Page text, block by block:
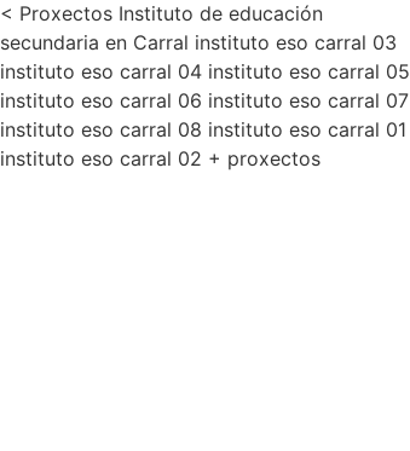
< Proxectos Instituto de educación
secundaria en Carral instituto eso carral 03
instituto eso carral 04 instituto eso carral 05
instituto eso carral 06 instituto eso carral 07
instituto eso carral 08 instituto eso carral 01
instituto eso carral 02 + proxectos